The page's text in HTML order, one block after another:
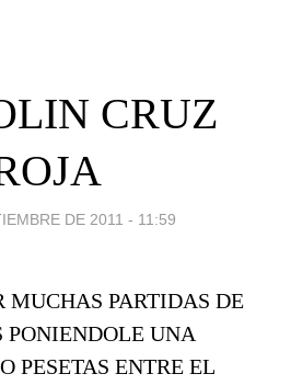
CRUZ
DE 2011 - 11:59
MUCHAS PARTIDAS DE
UNA
PESETAS ENTRE EL